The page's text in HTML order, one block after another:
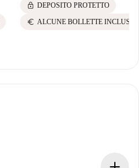
lock DEPOSITO PROTETTO
euro ALCUNE BOLLETTE INCLUSE